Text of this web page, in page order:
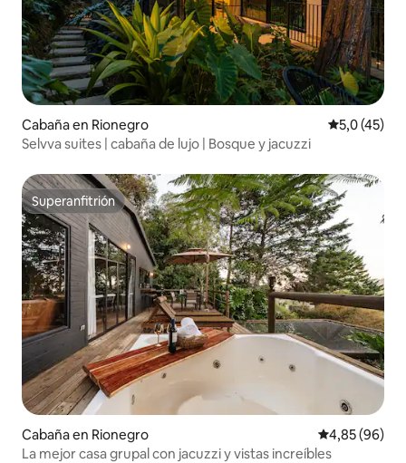
Cabaña en Rionegro Calificación
5,0 (45)
Selvva suites | cabaña de lujo | Bosque y jacuzzi
Superanfitrión
Superanfitrión
Cabaña en Rionegro Calificación
4,85 (96)
La mejor casa grupal con jacuzzi y vistas increíbles